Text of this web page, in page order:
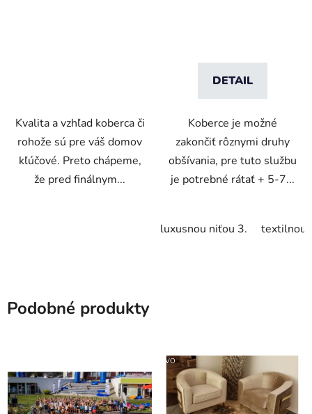
Kvalita a vzhľad koberca či
rohože sú pre váš domov
kľúčové. Preto chápeme,
že pred finálnym...
DETAIL
Koberce je možné
zakončiť rôznymi druhy
obšívania, pre tuto službu
je potrebné rátať + 5-7...
luxusnou niťou 3. textilnou
Podobné produkty
VO